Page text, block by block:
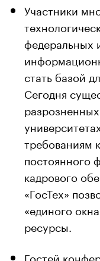
Участники
федеральных
стать базой
Сегодня
требованиям
постоянного
кадрового
«ГосТех»
«единого
ресурсы.
Гостей